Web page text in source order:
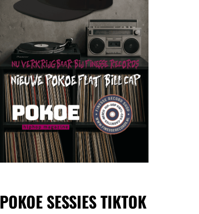
POKOE SESSIES TIKTOK